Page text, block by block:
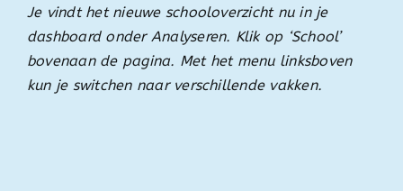
Je vindt het nieuwe schooloverzicht nu in je
dashboard onder Analyseren. Klik op ‘School’
bovenaan de pagina. Met het menu linksboven
kun je switchen naar verschillende vakken.